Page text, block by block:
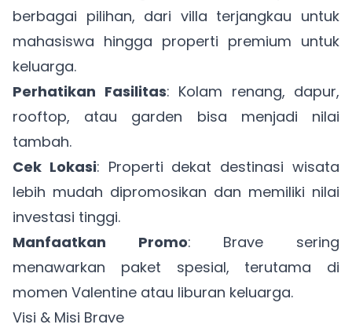
berbagai pilihan, dari villa terjangkau untuk
mahasiswa hingga properti premium untuk
keluarga.
Perhatikan Fasilitas: Kolam renang, dapur,
rooftop, atau garden bisa menjadi nilai
tambah.
Cek Lokasi: Properti dekat destinasi wisata
lebih mudah dipromosikan dan memiliki nilai
investasi tinggi.
Manfaatkan Promo: Brave sering
menawarkan paket spesial, terutama di
momen Valentine atau liburan keluarga.
Visi & Misi Brave